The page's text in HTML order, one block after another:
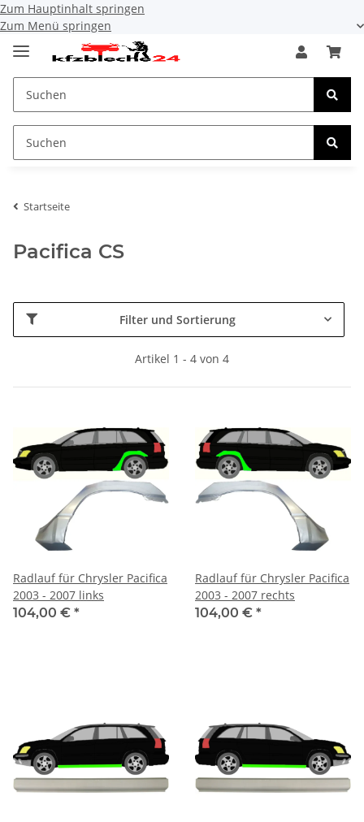
Zum Hauptinhalt springen
Zum Menü springen
Startseite
Pacifica CS
Filter und Sortierung
Artikel 1 - 4 von 4
Radlauf für Chrysler Pacifica
2003 - 2007 links
104,00 € *
Radlauf für Chrysler Pacifica
2003 - 2007 rechts
104,00 € *